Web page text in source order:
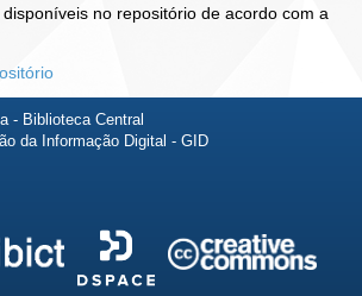
no repositório de acordo com a
- Biblioteca Central
da Informação Digital - GID